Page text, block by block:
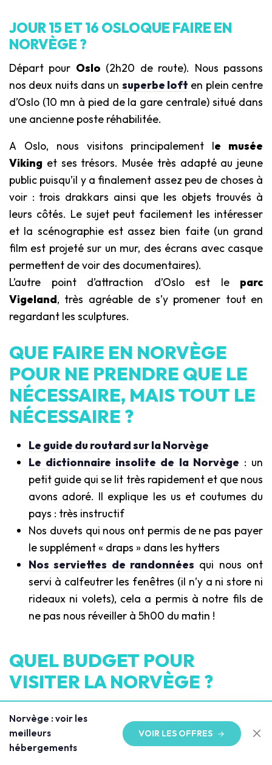
JOUR 15 ET 16 OSLOQUE FAIRE EN
NORVÈGE ?
Départ pour Oslo (2h20 de route). Nous passons
nos deux nuits dans un superbe loft en plein centre
d’Oslo (10 mn à pied de la gare centrale) situé dans
une ancienne poste réhabilitée.
A Oslo, nous visitons principalement le musée
Viking et ses trésors. Musée très adapté au jeune
public puisqu’il y a finalement assez peu de choses à
voir : trois drakkars ainsi que les objets trouvés à
leurs côtés. Le sujet peut facilement les intéresser
et la scénographie est assez bien faite (un grand
film est projeté sur un mur, des écrans avec casque
permettent de voir des documentaires).
L’autre point d’attraction d’Oslo est le parc
Vigeland, très agréable de s’y promener tout en
regardant les sculptures.
QUE FAIRE EN NORVÈGE
POUR NE PRENDRE QUE LE
NÉCESSAIRE, MAIS TOUT LE
NÉCESSAIRE ?
Le guide du routard sur la Norvège
Le dictionnaire insolite de la Norvège : un
petit guide qui se lit très rapidement et que nous
avons adoré. Il explique les us et coutumes du
pays : très instructif
Nos duvets qui nous ont permis de ne pas payer
le supplément « draps » dans les hytters
Nos serviettes de randonnées qui nous ont
servi à calfeutrer les fenêtres (il n’y a ni store ni
rideaux ni volets), cela a permis à notre fils de
ne pas nous réveiller à 5h00 du matin !
QUEL BUDGET POUR
VISITER LA NORVÈGE ?
Location d’une voitureAuris pour 10 jours :
1100 euros environ. Vérifiez les prix sur un
Norvège : voir les
meilleurs
hébergements
VOIR LES OFFRES